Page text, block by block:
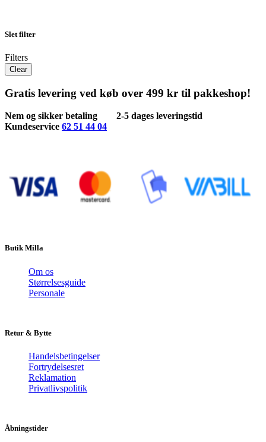
Slet filter
Filters
Clear
Gratis levering ved køb over 499 kr til pakkeshop!
Nem og sikker betaling
2-5 dages leveringstid
Kundeservice 62 51 44 04
Butik Milla
Om os
Størrelsesguide
Personale
Retur & Bytte
Handelsbetingelser
Fortrydelsesret
Reklamation
Privatlivspolitik
Åbningstider